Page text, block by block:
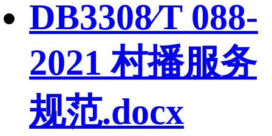
DB3308∕T 088-
2021 村播服务
规范.docx